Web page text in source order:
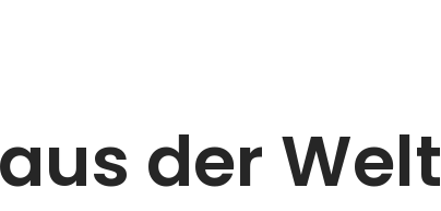
der Welt